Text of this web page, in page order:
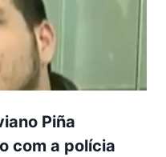
Piña
com a polícia